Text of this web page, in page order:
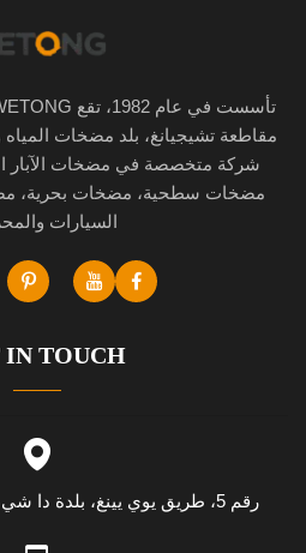
مقاطعة تشيجيانغ، بلد مضخات
شركة متخصصة في مضخات الآبار
مضخات سطحية، مضخات بحرية،
السيارات
IN TOUCH
رقم 5، طريق يوي يينغ، بلدة دا شي، تايزهو، زهيجيانغ، الصين